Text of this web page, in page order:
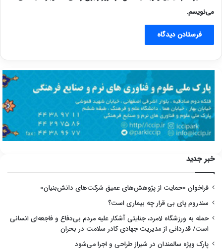
می‌نویسم.
خبر جدید
فراخوان «حمایت از پژوهش‌های عمیق شرکت‌های دانش‌بنیان»
سندروم پای بی قرار چه بیماری است؟
حمله به ورزشگاه لامرد، جنایتی آشکار علیه مردم بی‌دفاع و فاجعه‌ای انسانی
است/ قدردانی از مدیریت جهادی کادر سلامت در بحران
پارک ویژه سالمندان در شیراز طراحی و اجرا می‌شود